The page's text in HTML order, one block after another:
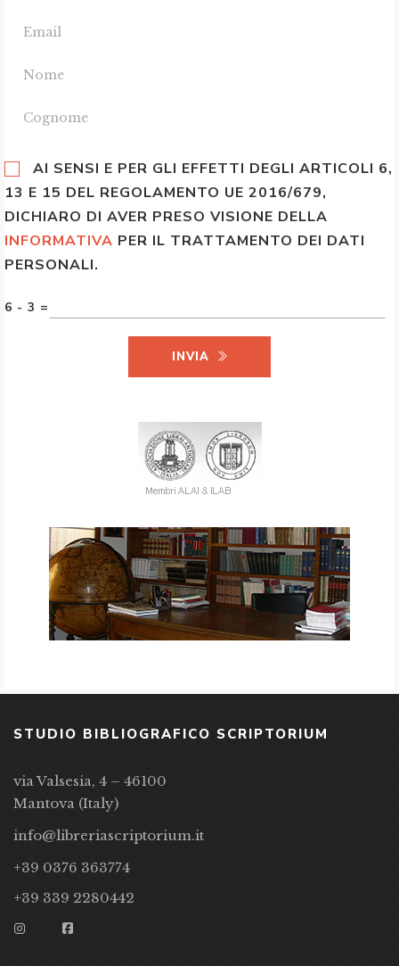
AI SENSI E PER GLI EFFETTI DEGLI ARTICOLI 6,
13 E 15 DEL REGOLAMENTO UE 2016/679,
DICHIARO DI AVER PRESO VISIONE DELLA
INFORMATIVA PER IL TRATTAMENTO DEI DATI
PERSONALI.
6 - 3 =
INVIA
STUDIO BIBLIOGRAFICO SCRIPTORIUM
via Valsesia, 4 – 46100
Mantova (Italy)
info@libreriascriptorium.it
+39 0376 363774
+39 339 2280442